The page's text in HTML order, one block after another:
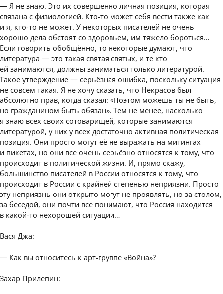
— Я не знаю. Это их совершенно личная позиция, которая
связана с физиологией. Кто-то может себя вести также как
и я, кто-то не может. У некоторых писателей не очень
хорошо дела обстоят со здоровьем, им тяжело бороться…
Если говорить обобщённо, то некоторые думают, что
литература — это такая святая святых, и те кто
ей занимаются, должны заниматься только литературой.
Такое утверждение — серьёзная ошибка, поскольку ситуация
не совсем такая. Я не хочу сказать, что Некрасов был
абсолютно прав, когда сказал: «Поэтом можешь ты не быть,
но гражданином быть обязан». Тем не менее, насколько
я знаю всех своих сотоварищей, которые занимаются
литературой, у них у всех достаточно активная политическая
позиция. Они просто могут её не выражать на митингах
и пикетах, но они все очень серьёзно относятся к тому, что
происходит в политической жизни. И, прямо скажу,
большинство писателей в России относятся к тому, что
происходит в России с крайней степенью неприязни. Просто
эту неприязнь они открыто могут не проявлять, но за столом,
за беседой, они почти все понимают, что Россия находится
в какой-то нехорошей ситуации…
Вася Джа:
— Как вы относитесь к арт-группе «Война»?
Захар Прилепин: